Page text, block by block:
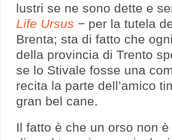
lustri se ne sono dette e
Life Ursus − per la tutela
Brenta; sta di fatto che
della provincia di Trento
se lo Stivale fosse una
recita la parte dell’amico
gran bel cane.
Il fatto è che un orso non